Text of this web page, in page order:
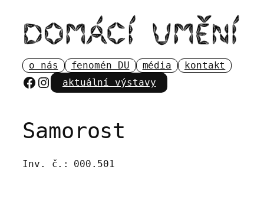
obsah
o nás fenomén DU média kontakt
Facebook
Instagram
aktuální výstavy
Samorost
Inv. č.: 000.501